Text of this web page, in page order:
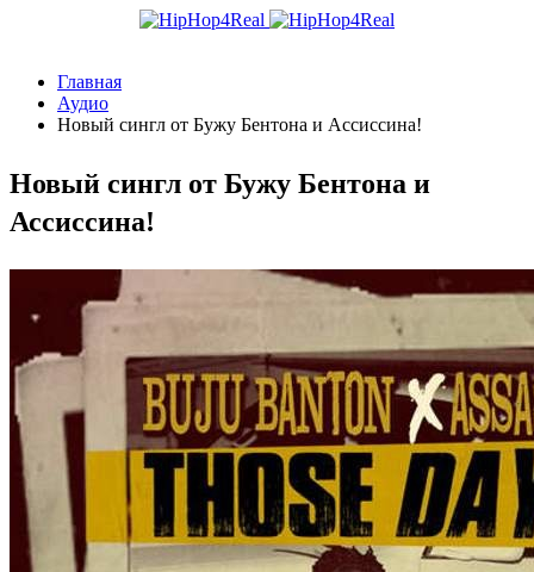
Главная
Аудио
Новый сингл от Бужу Бентона и Ассиссина!
Новый сингл от Бужу Бентона и
Ассиссина!